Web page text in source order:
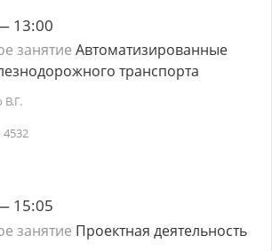
13:00
занятие Автоматизированные
транспорта
В.Г.
15:05
занятие Проектная деятельность